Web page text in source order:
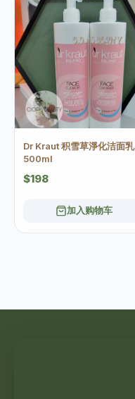
Dr Kraut 积雪草淨化洁面乳
500ml
$198
加入购物车